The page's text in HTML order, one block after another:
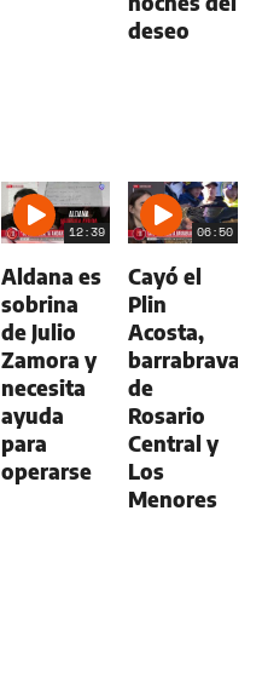
deseo
12:39
Aldana es
sobrina
de Julio
Zamora y
necesita
ayuda
para
operarse
06:50
Cayó el
Plin
Acosta,
barrabrava
de
Rosario
Central y
Los
Menores